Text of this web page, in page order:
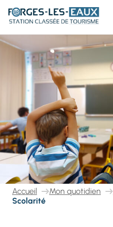
Accueil Mon quotidien
Scolarité
Panneau de gestion des cookies